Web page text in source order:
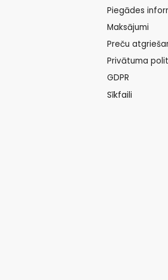
Piegādes
Maksājumi
Preču
Privātuma
GDPR
Sīkfaili